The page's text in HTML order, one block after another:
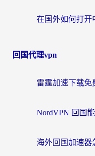
回国代理vpn